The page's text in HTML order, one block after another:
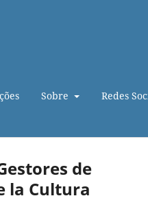
Sobre Redes
de
la Cultura